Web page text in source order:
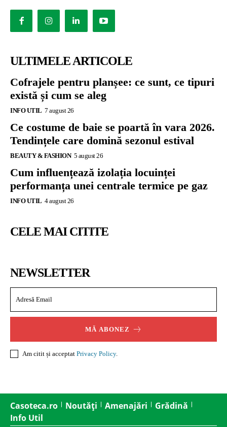
ULTIMELE ARTICOLE
Cofrajele pentru planșee: ce sunt, ce tipuri
există și cum se aleg
INFO UTIL 7 august 26
Ce costume de baie se poartă în vara 2026.
Tendințele care domină sezonul estival
BEAUTY & FASHION 5 august 26
Cum influențează izolația locuinței
performanța unei centrale termice pe gaz
INFO UTIL 4 august 26
CELE MAI CITITE
NEWSLETTER
MĂ ABONEZ
Am citit și acceptat Privacy Policy.
Casoteca.ro Noutăți Amenajări
Grădină
Info Util